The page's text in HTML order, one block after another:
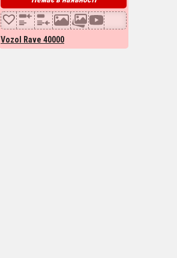
Vozol Rave 40000